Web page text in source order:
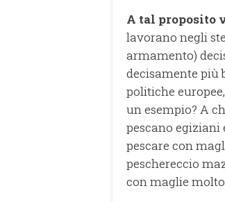
A tal proposito
lavorano negli
armamento)
decisamente più
politiche
un esempio? A
pescano egiziani
pescare con
peschereccio
con maglie